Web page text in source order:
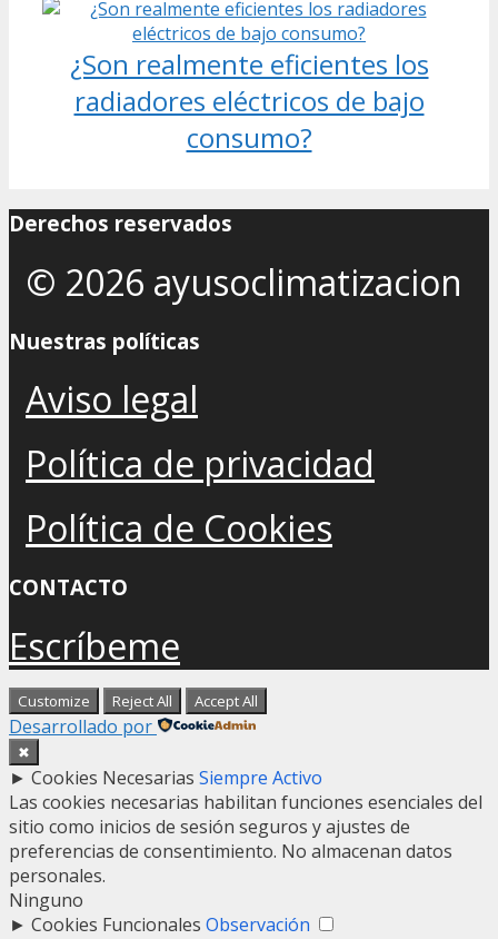
¿Son realmente eficientes los
radiadores eléctricos de bajo
consumo?
Derechos reservados
© 2026 ayusoclimatizacion
Nuestras políticas
Aviso legal
Política de privacidad
Política de Cookies
CONTACTO
Escríbeme
Customize Reject All Accept All
Desarrollado por
✖
► Cookies Necesarias Siempre Activo
Las cookies necesarias habilitan funciones esenciales del
sitio como inicios de sesión seguros y ajustes de
preferencias de consentimiento. No almacenan datos
personales.
Ninguno
► Cookies Funcionales Observación